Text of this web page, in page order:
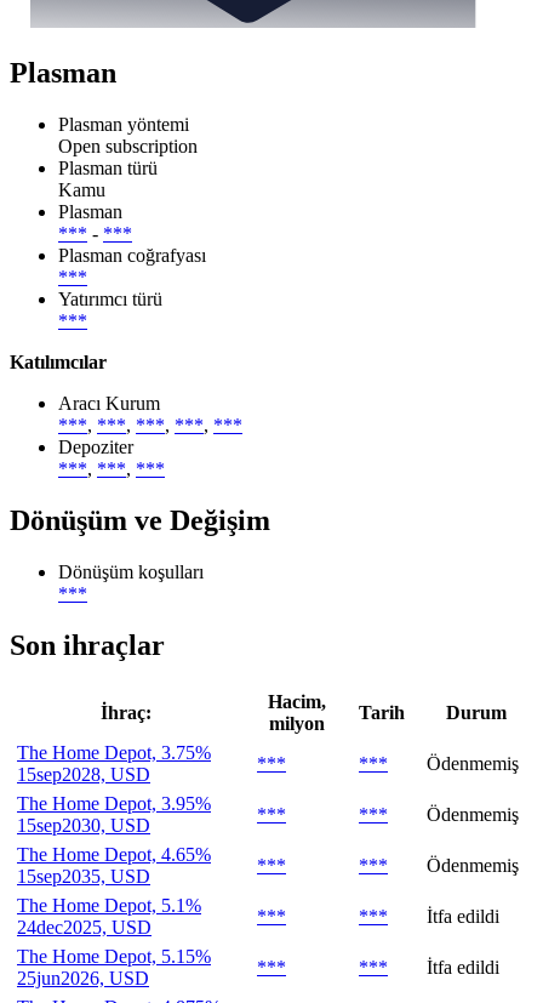
Plasman
Plasman yöntemi
Open subscription
Plasman türü
Kamu
Plasman
*** - ***
Plasman coğrafyası
***
Yatırımcı türü
***
Katılımcılar
Aracı Kurum
***, ***, ***, ***, ***
Depoziter
***, ***, ***
Dönüşüm ve Değişim
Dönüşüm koşulları
***
Son ihraçlar
İhraç:
Hacim,
milyon
Tarih
Durum
The Home Depot, 3.75%
15sep2028, USD
*** ***
Ödenmemiş
The Home Depot, 3.95%
15sep2030, USD
*** ***
Ödenmemiş
The Home Depot, 4.65%
15sep2035, USD
*** ***
Ödenmemiş
The Home Depot, 5.1%
24dec2025, USD
*** ***
İtfa edildi
The Home Depot, 5.15%
25jun2026, USD
*** ***
İtfa edildi